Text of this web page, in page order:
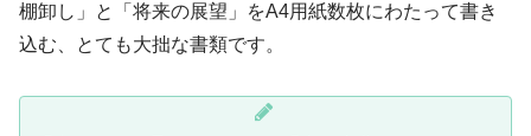
棚卸し」と「将来の展望」をA4用紙数枚にわたって書き
込む、とても大拙な書類です。